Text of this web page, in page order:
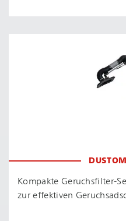
Kompakte Ge­ruchs­fil­ter-
zur effektiven